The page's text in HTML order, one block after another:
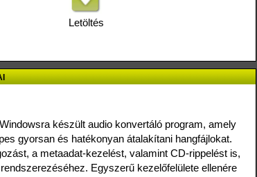
Letöltés
készült audio konvertáló program, amely
gyorsan és hatékonyan átalakítani hangfájlokat.
a metaadat‑kezelést, valamint CD‑rippelést is,
Egyszerű kezelőfelülete ellenére